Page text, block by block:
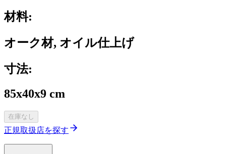
材料:
オーク材, オイル仕上げ
寸法:
85x40x9 cm
在庫なし
正規取扱店を探す